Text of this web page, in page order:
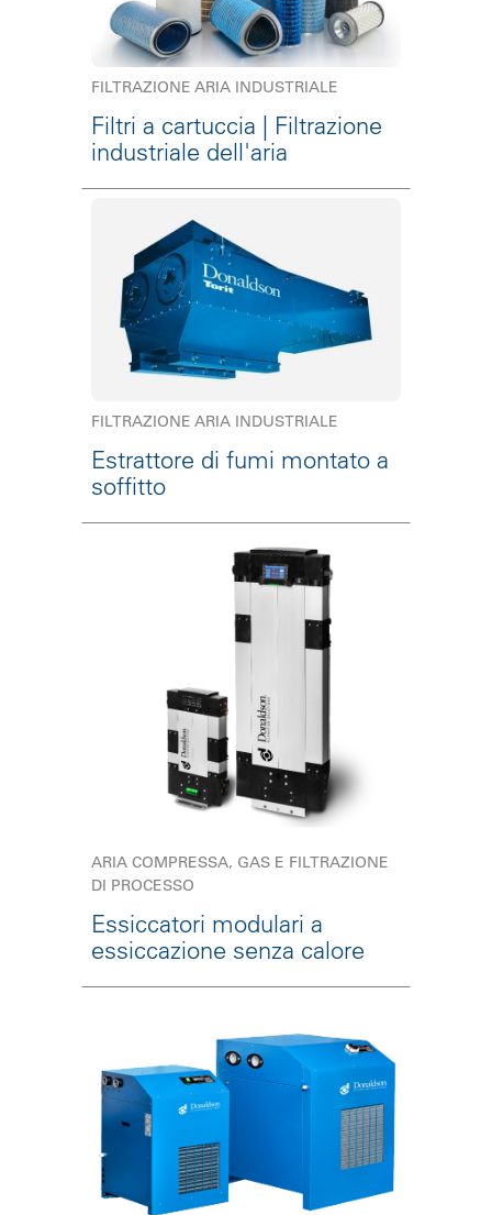
FILTRAZIONE ARIA INDUSTRIALE
Filtri a cartuccia | Filtrazione
industriale dell'aria
FILTRAZIONE ARIA INDUSTRIALE
Estrattore di fumi montato a
soffitto
ARIA COMPRESSA, GAS E FILTRAZIONE
DI PROCESSO
Essiccatori modulari a
essiccazione senza calore